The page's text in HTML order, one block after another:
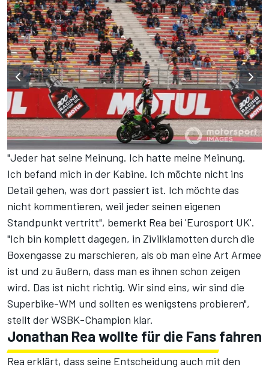
"Jeder hat seine Meinung. Ich hatte meine Meinung.
Ich befand mich in der Kabine. Ich möchte nicht ins
Detail gehen, was dort passiert ist. Ich möchte das
nicht kommentieren, weil jeder seinen eigenen
Standpunkt vertritt", bemerkt Rea bei 'Eurosport UK'.
"Ich bin komplett dagegen, in Zivilklamotten durch die
Boxengasse zu marschieren, als ob man eine Art Armee
ist und zu äußern, dass man es ihnen schon zeigen
wird. Das ist nicht richtig. Wir sind eins, wir sind die
Superbike-WM und sollten es wenigstens probieren",
stellt der WSBK-Champion klar.
Jonathan Rea wollte für die Fans fahren
Rea erklärt, dass seine Entscheidung auch mit den